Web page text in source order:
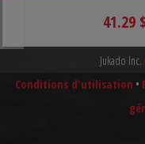
41.29
Jukado Inc.
Conditions d'utilisation •